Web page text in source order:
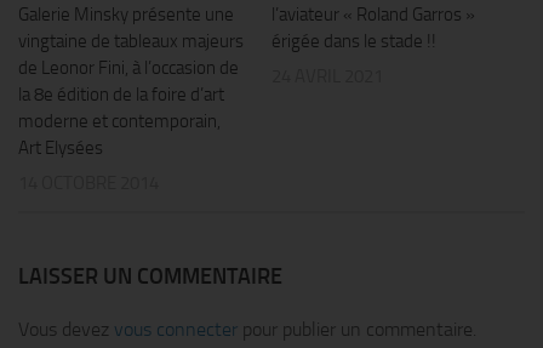
Galerie Minsky présente une
vingtaine de tableaux majeurs
de Leonor Fini, à l’occasion de
la 8e édition de la foire d’art
moderne et contemporain,
Art Elysées
l’aviateur « Roland Garros »
érigée dans le stade !!
LAISSER UN COMMENTAIRE
Vous devez vous connecter pour publier un commentaire.